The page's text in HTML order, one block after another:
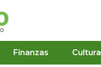
Finanzas Cultura